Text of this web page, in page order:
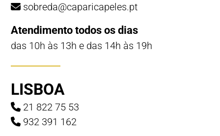
sobreda@caparicapeles.pt
Atendimento todos os dias
das 10h às 13h e das 14h às 19h
LISBOA
21 822 75 53
932 391 162